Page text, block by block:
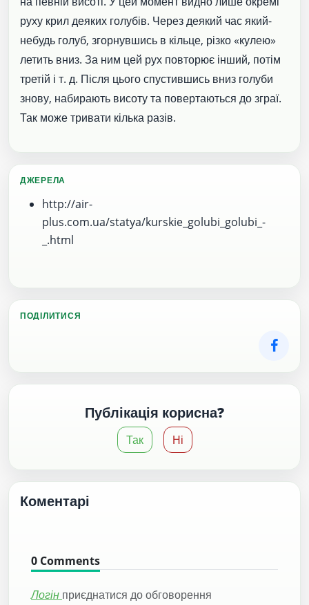
руху крил деяких голубів. Через деякий час який-
небудь голуб, згорнувшись в кільце, різко «кулею»
летить вниз. За ним цей рух повторює інший, потім
третій і т. д. Після цього спустившись вниз голуби
знову, набирають висоту та повертаються до зграї.
Так може тривати кілька разів.
ДЖЕРЕЛА
http://air-
plus.com.ua/statya/kurskie_golubi_golubi_-
_.html
ПОДІЛИТИСЯ
Публікація корисна?
Так Ні
Коментарі
0 Comments
Логін приєднатися до обговорення